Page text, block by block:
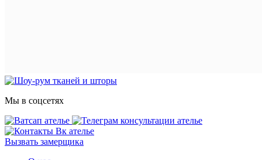
Мы в соцсетях
Вызвать замерщика